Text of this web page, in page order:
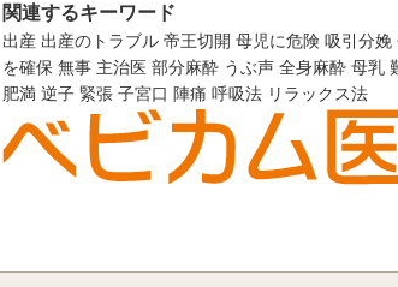
関連するキーワード
出産 出産のトラブル 帝王切開 母児に危険 吸引分娩
を確保 無事 主治医 部分麻酔 うぶ声 全身麻酔 母乳
肥満 逆子 緊張 子宮口 陣痛 呼吸法 リラックス法